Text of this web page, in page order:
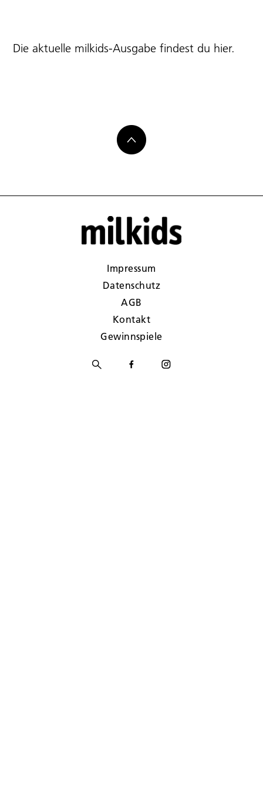
Die aktuelle milkids-Ausgabe findest du hier.
Impressum
Datenschutz
AGB
Kontakt
Gewinnspiele